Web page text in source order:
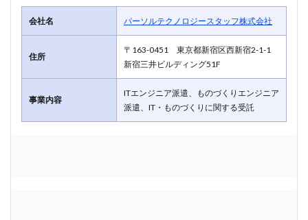
会社名 パーソルテクノロジースタッフ株式会社
住所
〒163-0451 東京都新宿区西新宿2-1-1
新宿三井ビルディング51F
事業内容
ITエンジニア派遣、ものづくりエンジニア
派遣、IT・ものづくりに関する受託